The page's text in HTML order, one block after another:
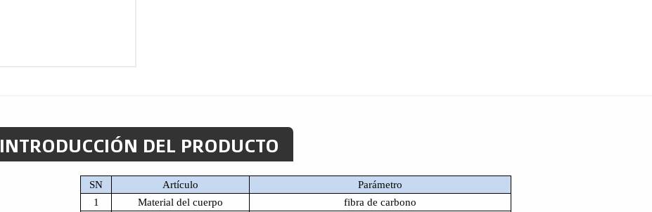
INTRODUCCIÓN DEL PRODUCTO
SN Artículo
Parámetro
1
Material del cuerpo fibra de carbono